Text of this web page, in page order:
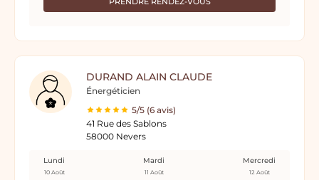
DURAND ALAIN CLAUDE
Énergéticien
5/5 (6 avis)
41 Rue des Sablons
58000 Nevers
Lundi
10 Août
Mardi
11 Août
Mercredi
12 Août